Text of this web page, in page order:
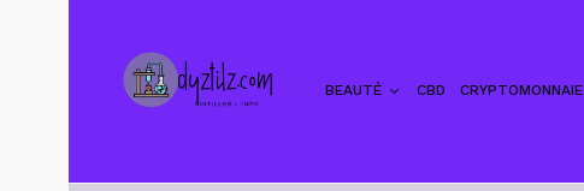
BEAUTÉ CBD CRYPTOMONNAIE